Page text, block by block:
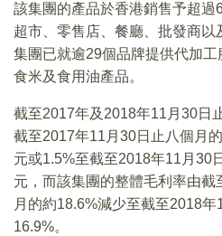
該集團的產品於香港銷售予超過
超市、零售店、餐廳、批發商
集團已就逾29個品牌提供代加
食米及食用油產品。
截至2017年及2018年11月30日
截至2017年11月30日止八個月
元或1.5%至截至2018年11月30
元，而該集團的整體毛利率由
月的約18.6%減少至截至2018
16.9%。